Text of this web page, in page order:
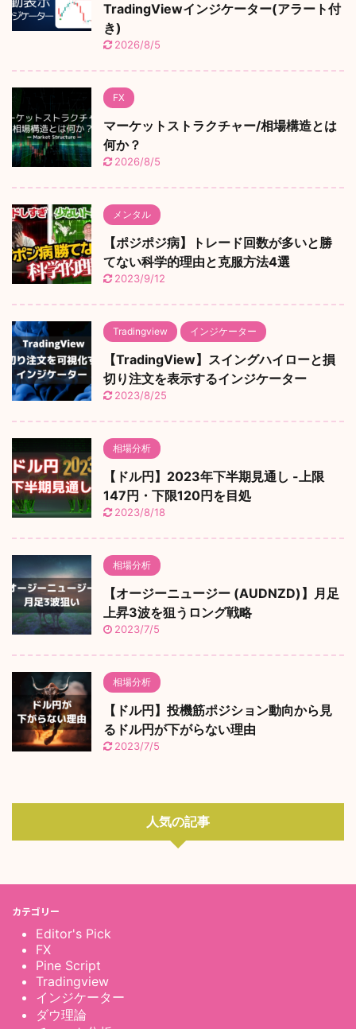
TradingViewインジケーター(アラート付
き)
2026/8/5
FX
マーケットストラクチャー/相場構造とは
何か？
2026/8/5
メンタル
【ポジポジ病】トレード回数が多いと勝
てない科学的理由と克服方法4選
2023/9/12
Tradingview インジケーター
【TradingView】スイングハイローと損
切り注文を表示するインジケーター
2023/8/25
相場分析
【ドル円】2023年下半期見通し -上限
147円・下限120円を目処
2023/8/18
相場分析
【オージーニュージー (AUDNZD)】月足
上昇3波を狙うロング戦略
2023/7/5
相場分析
【ドル円】投機筋ポジション動向から見
るドル円が下がらない理由
2023/7/5
人気の記事
カテゴリー
Editor's Pick
FX
Pine Script
Tradingview
インジケーター
ダウ理論